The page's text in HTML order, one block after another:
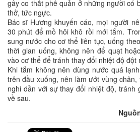
gây co thắt phế quản ở những người có
thở, tức ngực.
Bác sĩ Hương khuyến cáo, mọi người
30 phút để mồ hôi khô rồi mới tắm.
sung nước cho cơ thể liên tục, uống
thời gian uống, không nên để quạt
vào cơ thể để tránh thay đổi nhiệt độ đột
Khi tắm không nên dùng nước quá
trên đầu xuống, nên làm ướt vùng
nghi dần với sự thay đổi nhiệt độ, tránh
về sau.